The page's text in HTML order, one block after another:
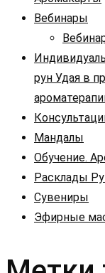
Вебинары
рун Удая в
Мандалы
Обучение.
Расклады
Сувениры
Эфирные